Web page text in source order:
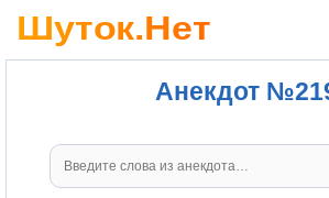
Анекдот
Поиск